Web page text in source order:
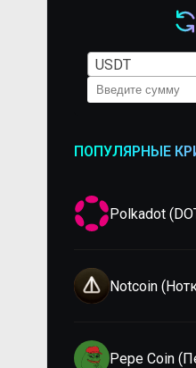
USDT
ПОПУЛЯРНЫЕ
Polkadot
Notcoin
Pepe Coin